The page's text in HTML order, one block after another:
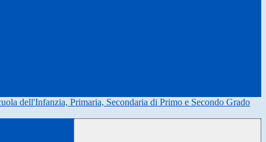
dell'Infanzia, Primaria, Secondaria di Primo e Secondo Grado